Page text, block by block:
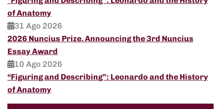
of Anatomy
31 Ago 2026
2026 Nuncius Prize. Announcing the 3rd Nuncius
Essay Award
10 Ago 2026
“Figuring and Describing”: Leonardo and the History
of Anatomy